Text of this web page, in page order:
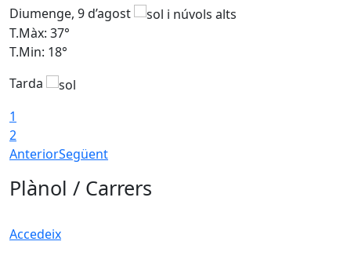
Diumenge, 9 d’agost
T.Màx: 37°
T.Min: 18°
Tarda
1
2
AnteriorSegüent
Plànol / Carrers
Accedeix